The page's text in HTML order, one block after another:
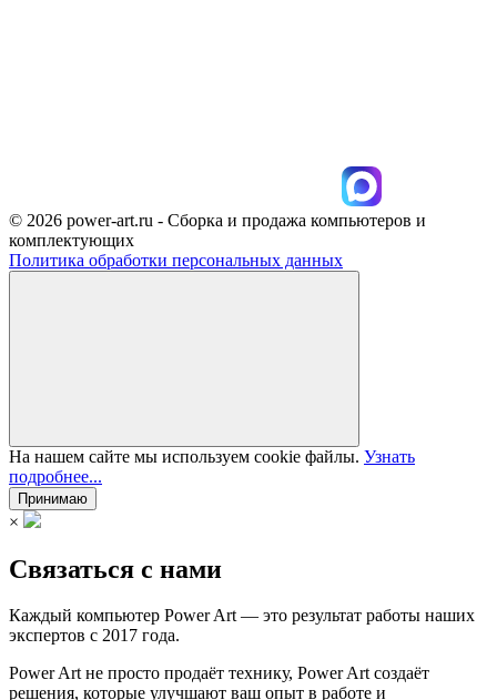
© 2026 power-art.ru - Сборка и продажа компьютеров и
комплектующих
Политика обработки персональных данных
На нашем сайте мы используем cookie файлы. Узнать
подробнее...
Принимаю
×
Связаться с нами
Каждый компьютер Power Art — это результат работы наших
экспертов с 2017 года.
Power Art не просто продаёт технику, Power Art создаёт
решения, которые улучшают ваш опыт в работе и